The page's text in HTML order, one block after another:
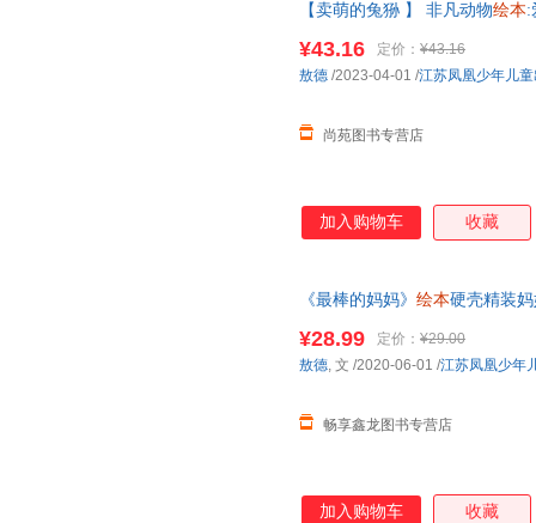
【卖萌的兔狲 】 非凡动物绘本:
【让您无忧购物】
¥43.16 定价： ¥43.16
尚苑图书专营店
敖德 /2023-04-01 /江苏凤凰少年儿
加入购物车 收藏
《最棒的妈妈》 绘本硬壳精装
联系在线小当当客服
¥28.99 定价： ¥29.00
畅享鑫龙图书专营店
敖德, 文 /2020-06-01 /江苏凤凰少年
加入购物车 收藏